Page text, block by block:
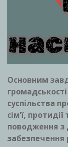
Основним
суспільства
сім’ї,
поводження з
забезпечення